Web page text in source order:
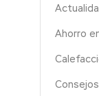
Ahorro
Consejos